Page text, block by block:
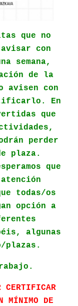
que no
con
semana,
de la
avisen con
En
que
perder
plaza.
que
todas/os
opción a
algunas
plazas.
CERTIFICAR
MÍNIMO DE